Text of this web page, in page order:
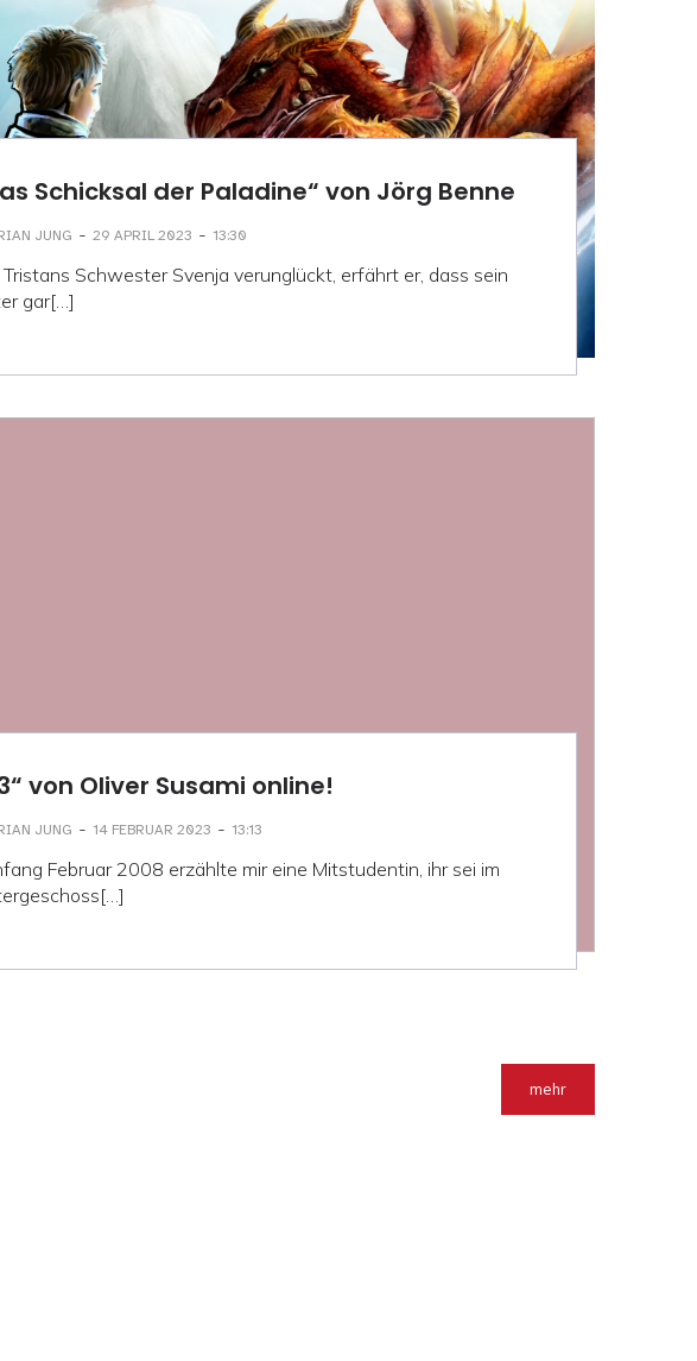
Schicksal der Paladine“ von Jörg Benne
JUNG - 29 APRIL 2023 - 13:30
Schwester Svenja verunglückt, erfährt er, dass sein
gar[…]
von Oliver Susami online!
JUNG - 14 FEBRUAR 2023 - 13:13
Februar 2008 erzählte mir eine Mitstudentin, ihr sei im
mehr